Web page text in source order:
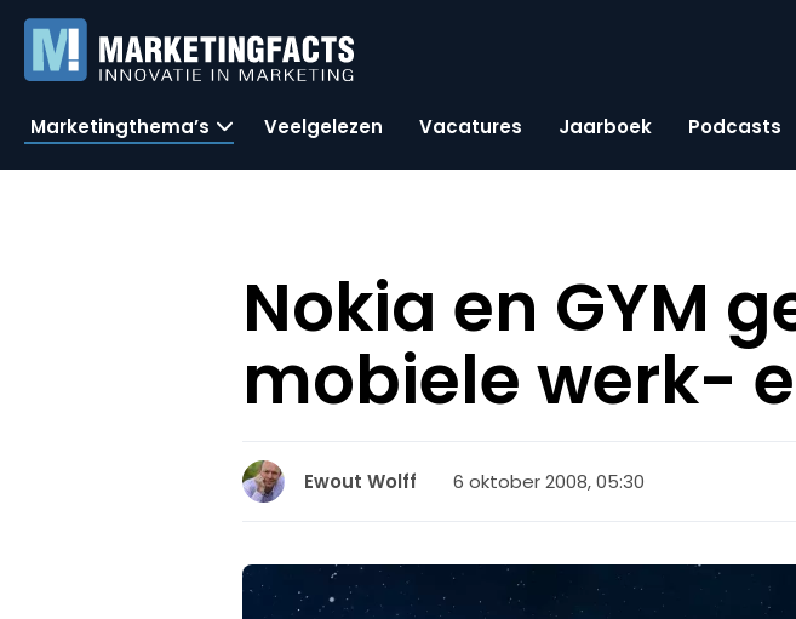
Marketingthema’s Veelgelezen Vacatures Jaarboek Podcasts
Nokia en GYM
mobiele werk-
Ewout Wolff 6 oktober 2008, 05:30